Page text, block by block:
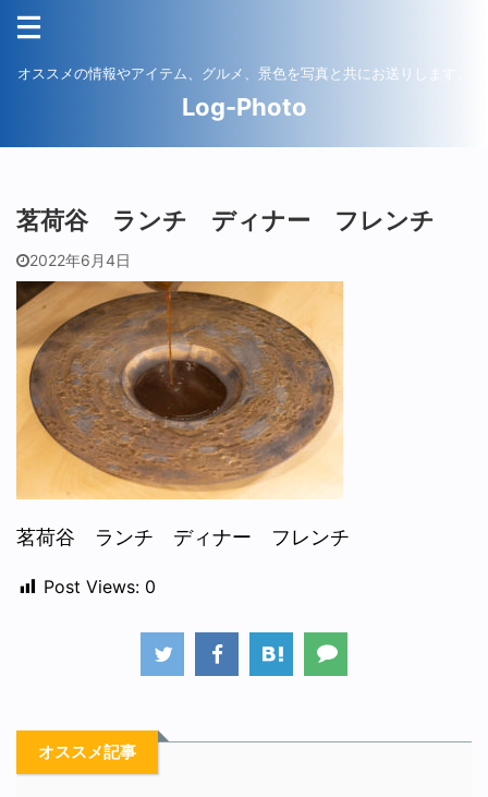
オススメの情報やアイテム、グルメ、景色を写真と共にお送りします。
Log-Photo
茗荷谷 ランチ ディナー フレンチ
2022年6月4日
茗荷谷 ランチ ディナー フレンチ
Post Views: 0
オススメ記事